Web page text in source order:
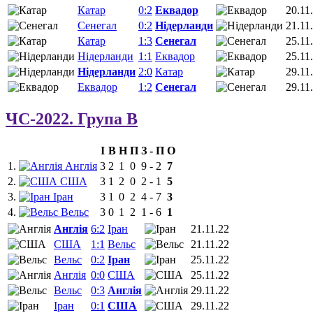
Катар
0:2 Еквадор
Сенегал
0:2 Нідерланди
Катар
1:3 Сенегал
Нідерланди 1:1 Еквадор
Нідерланди 2:0 Катар
Еквадор
1:2 Сенегал
ЧС-2022. Група B
І В Н П З - П О
1.
Англія 3 2 1 0 9 - 2 7
2.
США 3 1 2 0 2 - 1
5
3.
Іран 3 1 0 2 4 - 7 3
4.
Вельс 3 0 1 2 1 - 6 1
Англія 6:2 Іран
21.11.22
США
1:1 Вельс
21.11.22
Вельс
0:2 Іран
25.11.22
Англія 0:0 США
25.11.22
Вельс
0:3 Англія
29.11.22
Іран
0:1 США 29.11.22